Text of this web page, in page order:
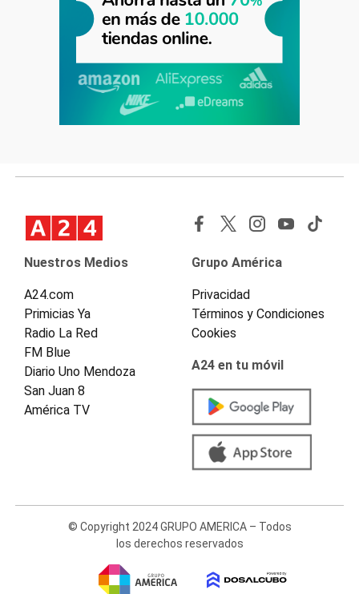
Nuestros Medios
A24.com
Primicias Ya
Radio La Red
FM Blue
Diario Uno Mendoza
San Juan 8
América TV
Grupo América
Privacidad
Términos y Condiciones
Cookies
A24 en tu móvil
© Copyright 2024 GRUPO AMERICA – Todos
los derechos reservados